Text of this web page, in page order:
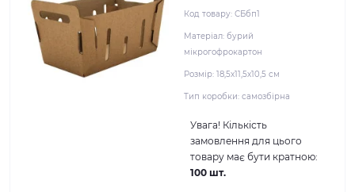
Код товару: СБбп1
Матеріал: бурий
мікрогофрокартон
Розмір: 18,5х11,5х10,5 см
Тип коробки: самозбірна
Увага! Кількість
замовлення для цього
товару має бути кратною:
100 шт.